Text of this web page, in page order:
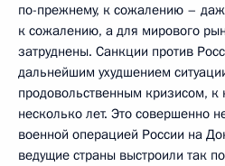
по-прежнему, к сожалению –
к сожалению, а для мирового
затруднены. Санкции против
дальнейшим ухудшением
продовольственным кризисом, к
несколько лет. Это совершенно
военной операцией России на
ведущие страны выстроили так